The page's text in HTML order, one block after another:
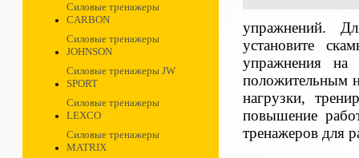
Силовые тренажеры
CARBON
Силовые тренажеры
JOHNSON
Силовые тренажеры JW
SPORT
Силовые тренажеры
LEXCO
Силовые тренажеры
MATRIX
упражнений.
установите
упражнения на
положительным
нагрузки,
повышение
тренажеров для